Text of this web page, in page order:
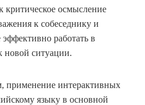
критическое осмысление
к собеседнику и
работать в
новой ситуации.
применение интерактивных
языку в основной